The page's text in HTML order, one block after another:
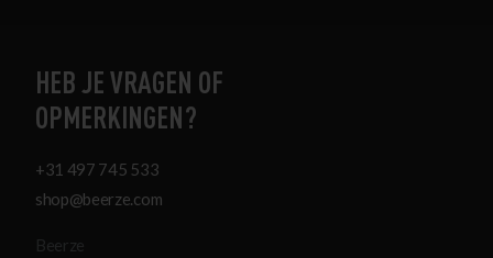
HEB JE VRAGEN OF
OPMERKINGEN?
+31 497 745 533
shop@beerze.com
Beerze